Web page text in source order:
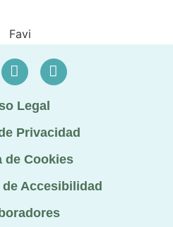
Legal
Privacidad
de Cookies
Accesibilidad